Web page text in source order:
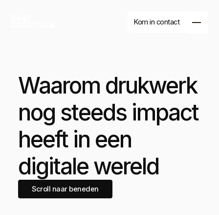
Branding Website
Drukwerk
Branding
Kom in contact
Waarom drukwerk
nog steeds impact
heeft in een
digitale wereld
Scroll naar beneden